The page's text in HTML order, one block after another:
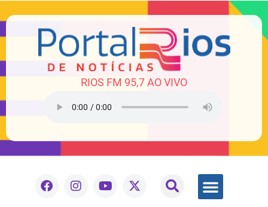
RIOS FM 95,7 AO VIVO